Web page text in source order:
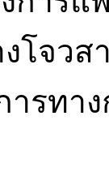
งโจว
ารทา